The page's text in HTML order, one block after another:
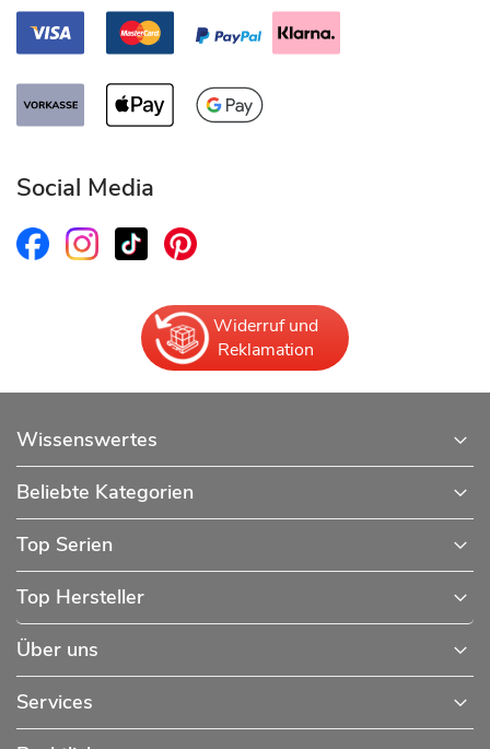
Social Media
Widerruf und
Reklamation
Wissenswertes
Beliebte Kategorien
Top Serien
Top Hersteller
Über uns
Services